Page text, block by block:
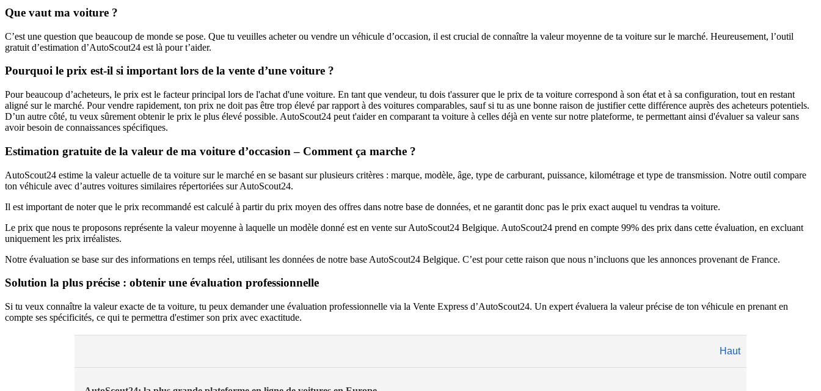
Que vaut ma voiture ?
C’est une question que beaucoup de monde se pose. Que tu veuilles acheter ou vendre un véhicule d’occasion, il est crucial de connaître la valeur moyenne de ta voiture sur le marché. Heureusement, l’outil
gratuit d’estimation d’AutoScout24 est là pour t’aider.
Pourquoi le prix est-il si important lors de la vente d’une voiture ?
Pour beaucoup d’acheteurs, le prix est le facteur principal lors de l'achat d'une voiture. En tant que vendeur, tu dois t'assurer que le prix de ta voiture correspond à son état et à sa configuration, tout en restant
aligné sur le marché. Pour vendre rapidement, ton prix ne doit pas être trop élevé par rapport à des voitures comparables, sauf si tu as une bonne raison de justifier cette différence auprès des acheteurs potentiels.
D’un autre côté, tu veux sûrement obtenir le prix le plus élevé possible. AutoScout24 peut t'aider en comparant ta voiture à celles déjà en vente sur notre plateforme, te permettant ainsi d'évaluer sa valeur sans
avoir besoin de connaissances spécifiques.
Estimation gratuite de la valeur de ma voiture d’occasion – Comment ça marche ?
AutoScout24 estime la valeur actuelle de ta voiture sur le marché en se basant sur plusieurs critères : marque, modèle, âge, type de carburant, puissance, kilométrage et type de transmission. Notre outil compare
ton véhicule avec d’autres voitures similaires répertoriées sur AutoScout24.
Il est important de noter que le prix recommandé est calculé à partir du prix moyen des offres dans notre base de données, et ne garantit donc pas le prix exact auquel tu vendras ta voiture.
Le prix que nous te proposons représente la valeur moyenne à laquelle un modèle donné est en vente sur AutoScout24 Belgique. AutoScout24 prend en compte 99% des prix dans cette évaluation, en excluant
uniquement les prix irréalistes.
Notre évaluation se base sur des informations en temps réel, utilisant les données de notre base AutoScout24 Belgique. C’est pour cette raison que nous n’incluons que les annonces provenant de France.
Solution la plus précise : obtenir une évaluation professionnelle
Si tu veux connaître la valeur exacte de ta voiture, tu peux demander une évaluation professionnelle via la Vente Express d’AutoScout24. Un expert évaluera la valeur précise de ton véhicule en prenant en
compte ses spécificités, ce qui te permettra d'estimer son prix avec exactitude.
Haut